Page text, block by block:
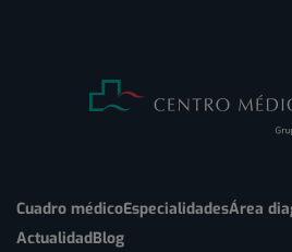
Cuadro médicoEspecialidadesÁrea
ActualidadBlog